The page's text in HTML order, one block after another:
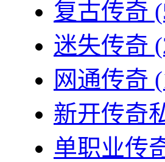
复古传奇
迷失传奇
网通传奇
新开传奇
单职业传